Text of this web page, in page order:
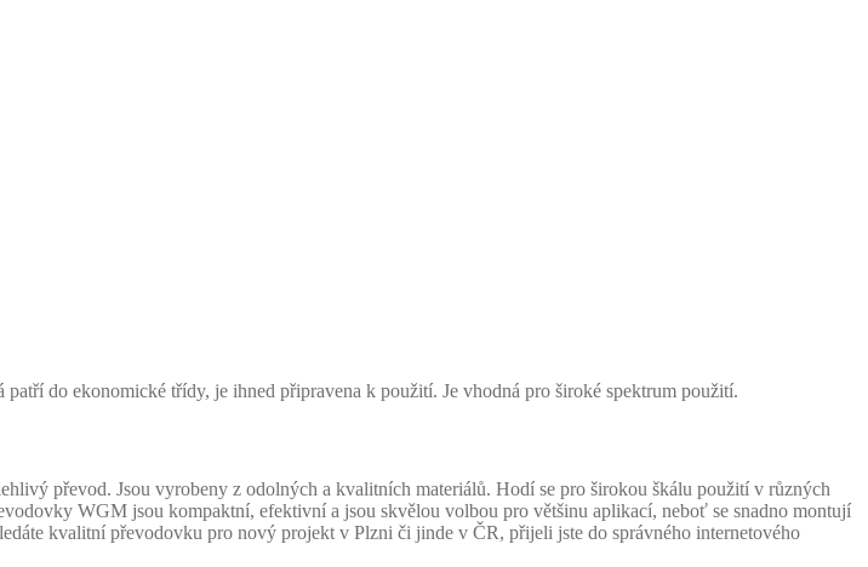
do ekonomické třídy, je ihned připravena k použití. Je vhodná pro široké spektrum použití.
převod. Jsou vyrobeny z odolných a kvalitních materiálů. Hodí se pro širokou škálu použití v různých
WGM jsou kompaktní, efektivní a jsou skvělou volbou pro většinu aplikací, neboť se snadno montují
kvalitní převodovku pro nový projekt v Plzni či jinde v ČR, přijeli jste do správného internetového